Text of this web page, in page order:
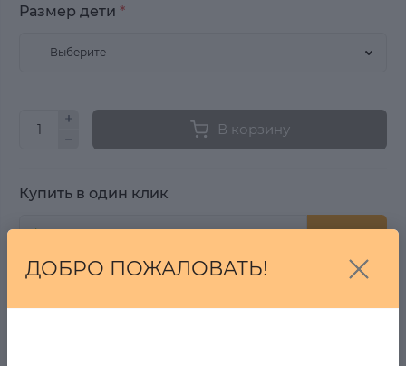
Размер дети *
В корзину
Купить в один клик
Купить
ДОБРО ПОЖАЛОВАТЬ!